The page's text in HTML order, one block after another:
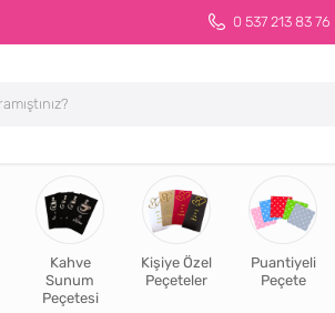
0 537 213 83 76
Kahve
Sunum
Peçetesi
Kişiye Özel
Peçeteler
Puantiyeli
Peçete